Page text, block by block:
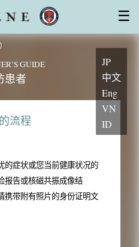
可 干细胞的特性 ☰
JP
中文
Eng
VN
ID
GUIDE
患者
流程
的症状或您当前健康状况的
报告或核磁共振成像结
携带附有照片的身份证明文